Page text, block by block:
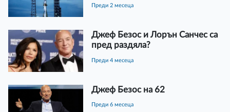
преди 2 месеца
Джеф Безос и Лорън Санчес са
пред раздяла?
преди 4 месеца
Джеф Безос на 62
преди 6 месеца